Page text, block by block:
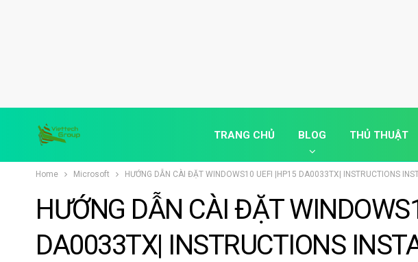
TRANG CHỦ BLOG THỦ THUẬT
Home Microsoft HƯỚNG DẪN CÀI ĐẶT WINDOWS10 UEFI |HP15 DA0033TX| INSTRUCTIONS
HƯỚNG DẪN CÀI ĐẶT
DA0033TX| INSTRUCTIONS